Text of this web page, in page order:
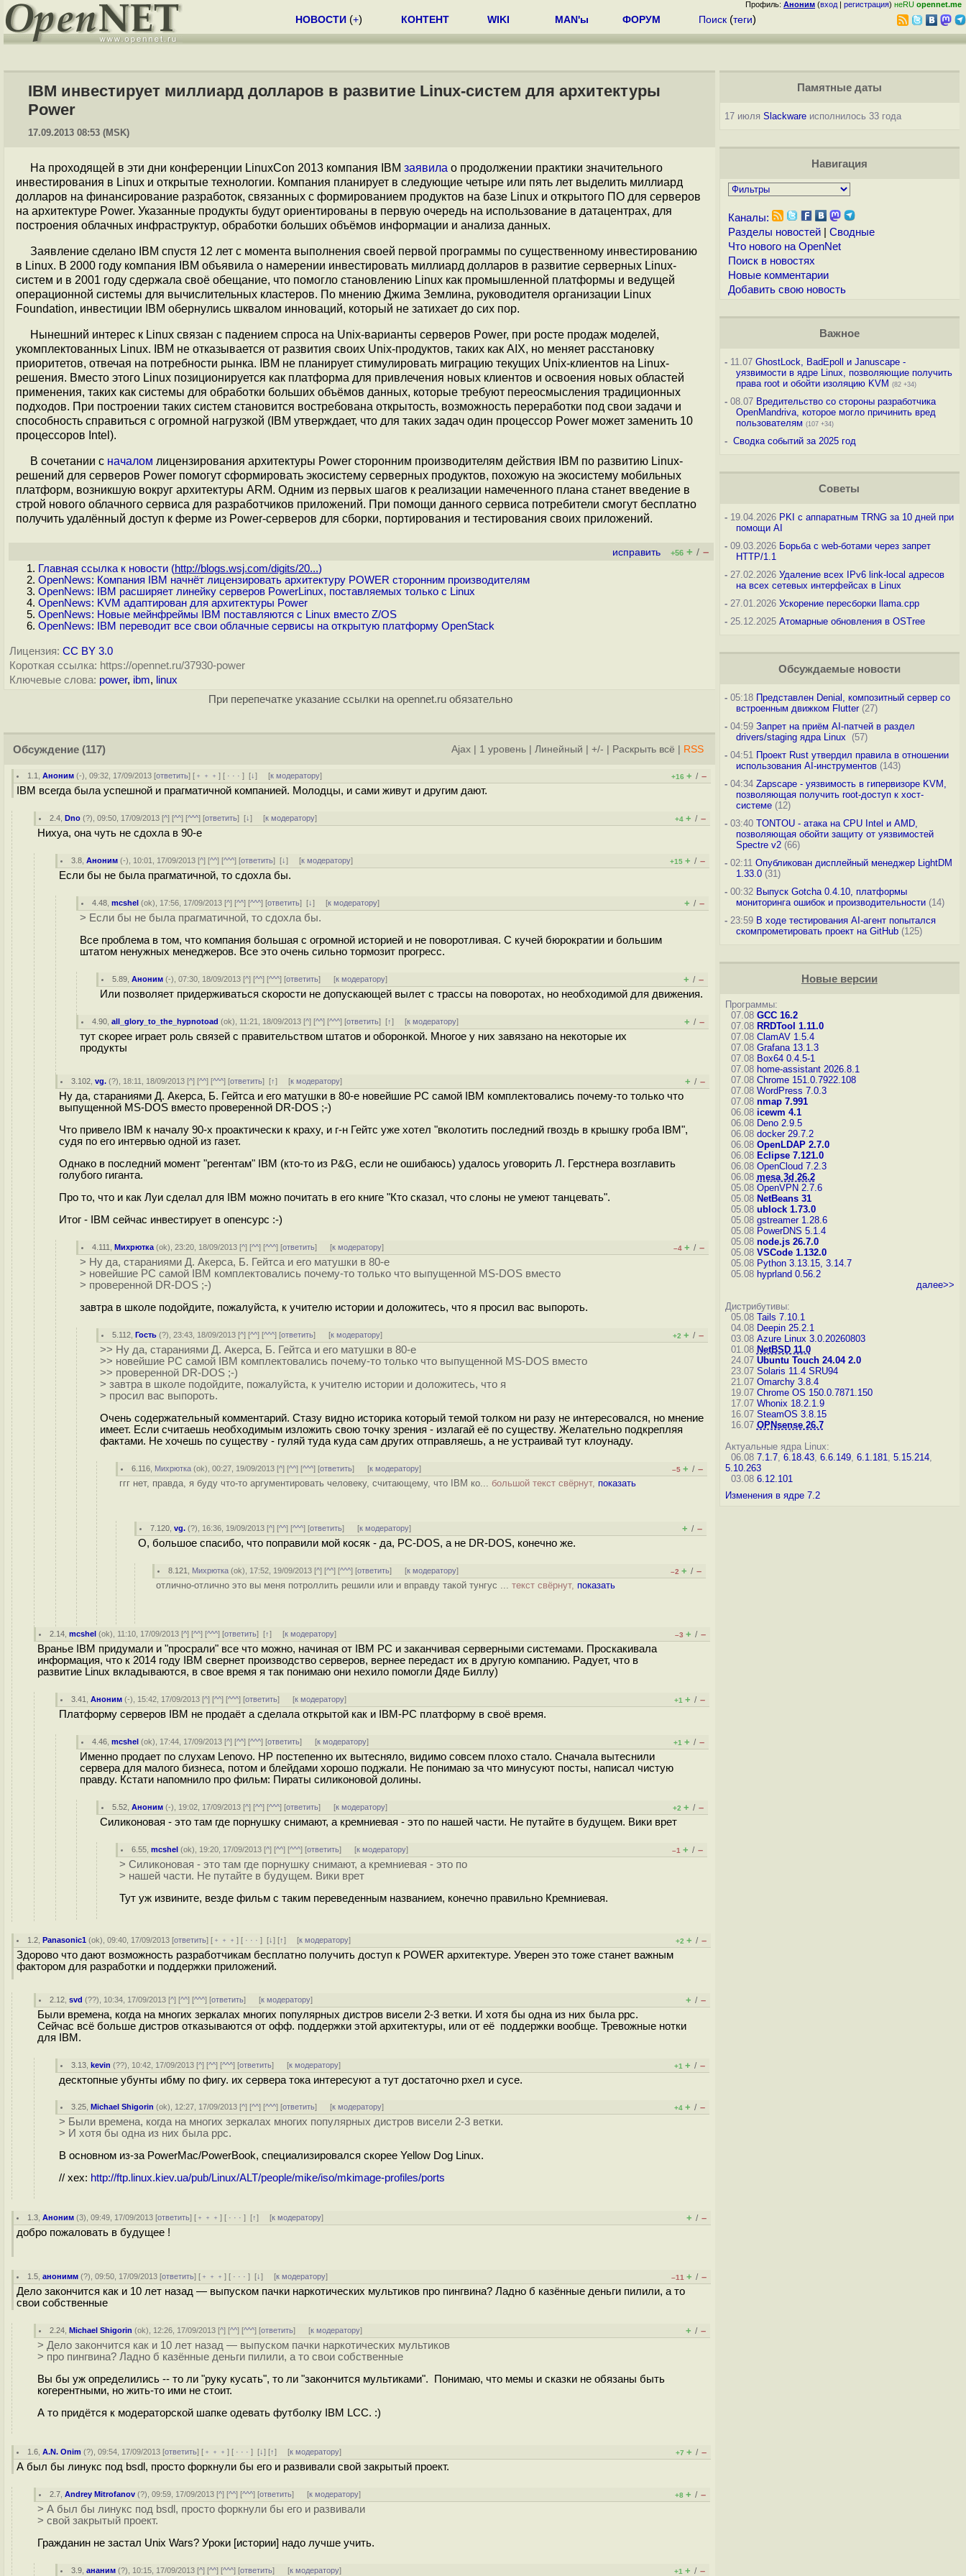
Профиль: Аноним (вход | регистрация) неRU opennet.me
НОВОСТИ (+) КОНТЕНТ WIKI MAN'ы ФОРУМ Поиск (теги)
IBM инвестирует миллиард долларов в развитие Linux-систем для архитектуры
Power
17.09.2013 08:53 (MSK)
На проходящей в эти дни конференции LinuxCon 2013 компания IBM заявила о продолжении практики значительного
инвестирования в Linux и открытые технологии. Компания планирует в следующие четыре или пять лет выделить миллиард
долларов на финансирование разработок, связанных с формированием продуктов на базе Linux и открытого ПО для серверов
на архитектуре Power. Указанные продукты будут ориентированы в первую очередь на использование в датацентрах, для
построения облачных инфраструктур, обработки больших объёмов информации и анализа данных.
Заявление сделано IBM спустя 12 лет с момента выполнения своей первой программы по существенному инвестированию
в Linux. В 2000 году компания IBM объявила о намерении инвестировать миллиард долларов в развитие серверных Linux-
систем и в 2001 году сдержала своё обещание, что помогло становлению Linux как промышленной платформы и ведущей
операционной системы для вычислительных кластеров. По мнению Джима Землина, руководителя организации Linux
Foundation, инвестиции IBM обернулись шквалом инноваций, который не затихает до сих пор.
Нынешний интерес к Linux связан с падением спроса на Unix-варианты серверов Power, при росте продаж моделей,
укомплектованных Linux. IBM не отказывается от развития своих Unix-продуктов, таких как AIX, но меняет расстановку
приоритетов, отвечая на потребности рынка. IBM не планирует стимулировать миграцию текущих Unix-клиентов на Linux-
решения. Вместо этого Linux позиционируется как платформа для привлечения новых клиентов и освоения новых областей
применения, таких как системы для обработки больших объёмов данных, которые требуют переосмысления традиционных
подходов. При построении таких систем становится востребована открытость, возможность переработки под свои задачи и
способность справиться с огромной нагрузкой (IBM утверждает, что для таких задач один процессор Power может заменить 10
процессоров Intel).
В сочетании с началом лицензирования архитектуры Power сторонним производителям действия IBM по развитию Linux-
решений для серверов Power помогут сформировать экосистему серверных продуктов, похожую на экосистему мобильных
платформ, возникшую вокруг архитектуры ARM. Одним из первых шагов к реализации намеченного плана станет введение в
строй нового облачного сервиса для разработчиков приложений. При помощи данного сервиса потребители смогут бесплатно
получить удалённый доступ к ферме из Power-серверов для сборки, портирования и тестирования своих приложений.
исправить +56 + / –
Главная ссылка к новости (http://blogs.wsj.com/digits/20...)
OpenNews: Компания IBM начнёт лицензировать архитектуру POWER сторонним производителям
OpenNews: IBM расширяет линейку серверов PowerLinux, поставляемых только с Linux
OpenNews: KVM адаптирован для архитектуры Power
OpenNews: Новые мейнфреймы IBM поставляются с Linux вместо Z/OS
OpenNews: IBM переводит все свои облачные сервисы на открытую платформу OpenStack
Лицензия: CC BY 3.0
Короткая ссылка: https://opennet.ru/37930-power
Ключевые слова: power, ibm, linux
При перепечатке указание ссылки на opennet.ru обязательно
Обсуждение (117) Ajax 1 уровень Линейный +/- Раскрыть всё RSS
1.1 ,Аноним (-), 09:32, 17/09/2013 [ответить] [ ﹢﹢﹢] [ · · ·][↓] [к модератору] +16 + / –
IBM всегда была успешной и прагматичной компанией. Молодцы, и сами живут и другим дают.
2.4 ,Dno (?), 09:50, 17/09/2013 [^] [^^] [^^^] [ответить][↓] [к модератору] +4 + / –
Нихуа, она чуть не сдохла в 90-е
3.8 ,Аноним (-), 10:01, 17/09/2013 [^] [^^] [^^^] [ответить][↓] [к модератору] +15 + / –
Если бы не была прагматичной, то сдохла бы.
4.48 ,mcshel (ok), 17:56, 17/09/2013 [^] [^^] [^^^] [ответить][↓] [к модератору] + / –
> Если бы не была прагматичной, то сдохла бы.
Все проблема в том, что компания большая с огромной историей и не поворотливая. С кучей бюрократии и большим
штатом ненужных менеджеров. Все это очень сильно тормозит прогресс.
5.89 ,Аноним (-), 07:30, 18/09/2013 [^] [^^] [^^^] [ответить] [к модератору] + / –
Или позволяет придерживаться скорости не допускающей вылет с трассы на поворотах, но необходимой для движения.
4.90 ,all_glory_to_the_hypnotoad (ok), 11:21, 18/09/2013 [^] [^^] [^^^] [ответить][↑] [к модератору] + / –
тут скорее играет роль связей с правительством штатов и оборонкой. Многое у них завязано на некоторые их
продукты
3.102 ,vg. (?), 18:11, 18/09/2013 [^] [^^] [^^^] [ответить][↑] [к модератору] + / –
Ну да, стараниями Д. Акерса, Б. Гейтса и его матушки в 80-е новейшие PC самой IBM комплектовались почему-то только что
выпущенной MS-DOS вместо проверенной DR-DOS ;-)
Что привело IBM к началу 90-х проактически к краху, и г-н Гейтс уже хотел "вколотить последний гвоздь в крышку гроба IBM",
судя по его интервью одной из газет.
Однако в последний момент "регентам" IBM (кто-то из P&G, если не ошибаюсь) удалось уговорить Л. Герстнера возглавить
голубого гиганта.
Про то, что и как Луи сделал для IBM можно почитать в его книге "Кто сказал, что слоны не умеют танцевать".
Итог - IBM сейчас инвестирует в опенсурс :-)
4.111 ,Михрютка (ok), 23:20, 18/09/2013 [^] [^^] [^^^] [ответить] [к модератору] –4 + / –
> Ну да, стараниями Д. Акерса, Б. Гейтса и его матушки в 80-е
> новейшие PC самой IBM комплектовались почему-то только что выпущенной MS-DOS вместо
> проверенной DR-DOS ;-)
завтра в школе подойдите, пожалуйста, к учителю истории и доложитесь, что я просил вас выпороть.
5.112 ,Гость (?), 23:43, 18/09/2013 [^] [^^] [^^^] [ответить] [к модератору] +2 + / –
>> Ну да, стараниями Д. Акерса, Б. Гейтса и его матушки в 80-е
>> новейшие PC самой IBM комплектовались почему-то только что выпущенной MS-DOS вместо
>> проверенной DR-DOS ;-)
> завтра в школе подойдите, пожалуйста, к учителю истории и доложитесь, что я
> просил вас выпороть.
Очень содержательный комментарий. Стазу видно историка который темой толком ни разу не интересовался, но мнение
имеет. Если считаешь необходимым изложить свою точку зрения - излагай её по существу. Желательно подкрепляя
фактами. Не хочешь по существу - гуляй туда куда сам других отправляешь, а не устраивай тут клоунаду.
6.116 Михрютка (ok), 00:27, 19/09/2013 [^] [^^] [^^^] [ответить] [к модератору] –5 + / –
ггг нет, правда, я буду что-то аргументировать человеку, считающему, что IBM ко... большой текст свёрнут, показать
7.120 ,vg. (?), 16:36, 19/09/2013 [^] [^^] [^^^] [ответить] [к модератору] + / –
О, большое спасибо, что поправили мой косяк - да, PC-DOS, а не DR-DOS, конечно же.
8.121 Михрютка (ok), 17:52, 19/09/2013 [^] [^^] [^^^] [ответить] [к модератору] –2 + / –
отлично-отлично это вы меня потроллить решили или и вправду такой тунгус ... текст свёрнут, показать
2.14 ,mcshel (ok), 11:10, 17/09/2013 [^] [^^] [^^^] [ответить][↑] [к модератору] –3 + / –
Вранье IBM придумали и "просрали" все что можно, начиная от IBM PC и заканчивая серверными системами. Проскакивала
информация, что к 2014 году IBM свернет производство серверов, вернее передаст их в другую компанию. Радует, что в
развитие Linux вкладываются, в свое время я так понимаю они нехило помогли Дяде Биллу)
3.41 ,Аноним (-), 15:42, 17/09/2013 [^] [^^] [^^^] [ответить] [к модератору] +1 + / –
Платформу серверов IBM не продаёт а сделала открытой как и IBM-PC платформу в своё время.
4.46 ,mcshel (ok), 17:44, 17/09/2013 [^] [^^] [^^^] [ответить] [к модератору] +1 + / –
Именно продает по слухам Lenovo. HP постепенно их вытесняло, видимо совсем плохо стало. Сначала вытеснили
сервера для малого бизнеса, потом и блейдами хорошо поджали. Не понимаю за что минусуют посты, написал чистую
правду. Кстати напомнило про фильм: Пираты силиконовой долины.
5.52 ,Аноним (-), 19:02, 17/09/2013 [^] [^^] [^^^] [ответить] [к модератору] +2 + / –
Силиконовая - это там где порнушку снимают, а кремниевая - это по нашей части. Не путайте в будущем. Вики врет
6.55 ,mcshel (ok), 19:20, 17/09/2013 [^] [^^] [^^^] [ответить] [к модератору] –1 + / –
> Силиконовая - это там где порнушку снимают, а кремниевая - это по
> нашей части. Не путайте в будущем. Вики врет
Тут уж извините, везде фильм с таким переведенным названием, конечно правильно Кремниевая.
1.2 ,Panasonic1 (ok), 09:40, 17/09/2013 [ответить] [ ﹢﹢﹢] [ · · ·][↓] [↑] [к модератору] +2 + / –
Здорово что дают возможность разработчикам бесплатно получить доступ к POWER архитектуре. Уверен это тоже станет важным
фактором для разработки и поддержки приложений.
2.12 ,svd (??), 10:34, 17/09/2013 [^] [^^] [^^^] [ответить] [к модератору] + / –
Были времена, когда на многих зеркалах многих популярных дистров висели 2-3 ветки. И хотя бы одна из них была ppc.
Сейчас всё больше дистров отказываются от офф. поддержки этой архитектуры, или от её поддержки вообще. Тревожные нотки
для IBM.
3.13 ,kevin (??), 10:42, 17/09/2013 [^] [^^] [^^^] [ответить] [к модератору] +1 + / –
десктопные убунты ибму по фигу. их сервера тока интересуют а тут достаточно рхел и сусе.
3.25 ,Michael Shigorin (ok), 12:27, 17/09/2013 [^] [^^] [^^^] [ответить] [к модератору] +4 + / –
> Были времена, когда на многих зеркалах многих популярных дистров висели 2-3 ветки.
> И хотя бы одна из них была ppc.
В основном из-за PowerMac/PowerBook, специализировался скорее Yellow Dog Linux.
// хех: http://ftp.linux.kiev.ua/pub/Linux/ALT/people/mike/iso/mkimage-profiles/ports
1.3 ,Аноним (3), 09:49, 17/09/2013 [ответить] [ ﹢﹢﹢] [ · · ·][↑] [к модератору] + / –
добро пожаловать в будущее !
1.5 ,анонимм (?), 09:50, 17/09/2013 [ответить] [ ﹢﹢﹢] [ · · ·][↓] [к модератору] –11 + / –
Дело закончится как и 10 лет назад — выпуском пачки наркотических мультиков про пингвина? Ладно б казённые деньги пилили, а то
свои собственные
2.24 ,Michael Shigorin (ok), 12:26, 17/09/2013 [^] [^^] [^^^] [ответить] [к модератору] + / –
> Дело закончится как и 10 лет назад — выпуском пачки наркотических мультиков
> про пингвина? Ладно б казённые деньги пилили, а то свои собственные
Вы бы уж определились -- то ли "руку кусать", то ли "закончится мультиками". Понимаю, что мемы и сказки не обязаны быть
когерентными, но жить-то ими не стоит.
А то придётся к модераторской шапке одевать футболку IBM LCC. :)
1.6 ,A.N. Onim (?), 09:54, 17/09/2013 [ответить] [ ﹢﹢﹢] [ · · ·][↓] [↑] [к модератору] +7 + / –
А был бы линукс под bsdl, просто форкнули бы его и развивали свой закрытый проект.
2.7 ,Andrey Mitrofanov (?), 09:59, 17/09/2013 [^] [^^] [^^^] [ответить] [к модератору] +8 + / –
> А был бы линукс под bsdl, просто форкнули бы его и развивали
> свой закрытый проект.
Гражданин не застал Unix Wars? Уроки [истории] надо лучше учить.
3.9 ,ананим (?), 10:15, 17/09/2013 [^] [^^] [^^^] [ответить] [к модератору] +1 + / –
Памятные даты
17 июля Slackwareисполнилось 33 года
Навигация
Каналы:
Разделы новостей| Сводные
Что нового на OpenNet
Поиск в новостях
Новые комментарии
Добавить свою новость
Важное
-11.07 GhostLock, BadEpoll и Januscape -
уязвимости в ядре Linux, позволяющие получить
права root и обойти изоляцию KVM (82 +34)
-08.07 Вредительство со стороны разработчика
OpenMandriva, которое могло причинить вред
пользователям (107 +34)
- Сводка событий за 2025 год
Советы
-19.04.2026 PKI с аппаратным TRNG за 10 дней при
помощи AI
-09.03.2026 Борьба с web-ботами через запрет
HTTP/1.1
-27.02.2026 Удаление всех IPv6 link-local адресов
на всех сетевых интерфейсах в Linux
-27.01.2026 Ускорение пересборки llama.cpp
-25.12.2025 Атомарные обновления в OSTree
Обсуждаемые новости
-05:18 Представлен Denial, композитный сервер со
встроенным движком Flutter(27)
-04:59 Запрет на приём AI-патчей в раздел
drivers/staging ядра Linux
(57)
-04:51 Проект Rust утвердил правила в отношении
использования AI-инструментов(143)
-04:34 Zapscape - уязвимость в гипервизоре KVM,
позволяющая получить root-доступ к хост-
системе(12)
-03:40 TONTOU - атака на CPU Intel и AMD,
позволяющая обойти защиту от уязвимостей
Spectre v2(66)
-02:11 Опубликован дисплейный менеджер LightDM
1.33.0(31)
-00:32 Выпуск Gotcha 0.4.10, платформы
мониторинга ошибок и производительности(14)
-23:59 В ходе тестирования AI-агент попытался
скомпрометировать проект на GitHub(125)
Новые версии
Программы:
07.08 GCC 16.2
07.08 RRDTool 1.11.0
07.08 ClamAV 1.5.4
07.08 Grafana 13.1.3
07.08 Box64 0.4.5-1
07.08 home-assistant 2026.8.1
07.08 Chrome 151.0.7922.108
07.08 WordPress 7.0.3
07.08 nmap 7.991
06.08 icewm 4.1
06.08 Deno 2.9.5
06.08 docker 29.7.2
06.08 OpenLDAP 2.7.0
06.08 Eclipse 7.121.0
06.08 OpenCloud 7.2.3
06.08 mesa 3d 26.2
05.08 OpenVPN 2.7.6
05.08 NetBeans 31
05.08 ublock 1.73.0
05.08 gstreamer 1.28.6
05.08 PowerDNS 5.1.4
05.08 node.js 26.7.0
05.08 VSCode 1.132.0
05.08 Python 3.13.15, 3.14.7
05.08 hyprland 0.56.2
далее>>
Дистрибутивы:
05.08 Tails 7.10.1
04.08 Deepin 25.2.1
03.08 Azure Linux 3.0.20260803
01.08 NetBSD 11.0
24.07 Ubuntu Touch 24.04 2.0
23.07 Solaris 11.4 SRU94
21.07 Omarchy 3.8.4
19.07 Chrome OS 150.0.7871.150
17.07 Whonix 18.2.1.9
16.07 SteamOS 3.8.15
16.07 OPNsense 26.7
Актуальные ядра Linux:
06.08 7.1.7, 6.18.43, 6.6.149, 6.1.181, 5.15.214,
5.10.263
03.08 6.12.101
Изменения в ядре 7.2